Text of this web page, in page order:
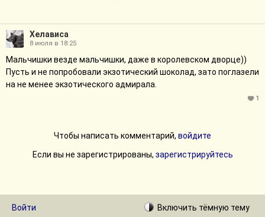
Хелависа
8 июля в 18:25
Мальчишки везде мальчишки, даже в королевском дворце))
Пусть и не попробовали экзотический шоколад, зато поглазели
на не менее экзотического адмирала.
1
Чтобы написать комментарий, войдите
Если вы не зарегистрированы, зарегистрируйтесь
Войти
Включить тёмную тему